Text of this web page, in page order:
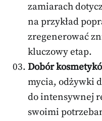
zamiarach
na przykład
zregenerować
kluczowy etap.
Dobór
mycia, odżywki
do intensywnej
swoimi